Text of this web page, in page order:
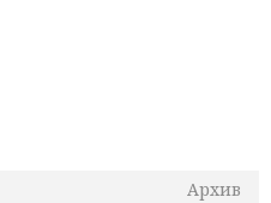
Архив